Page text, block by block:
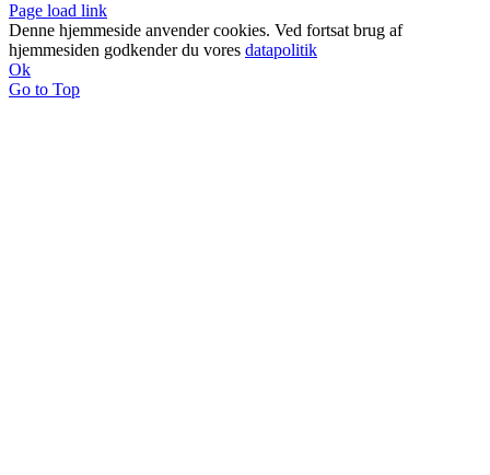
Page load link
Denne hjemmeside anvender cookies. Ved fortsat brug af
hjemmesiden godkender du vores datapolitik
Ok
Go to Top